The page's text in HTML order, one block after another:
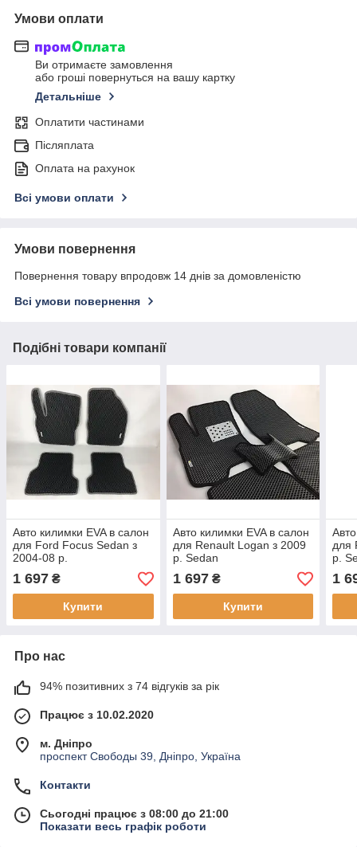
Умови оплати
Ви отримаєте замовлення
або гроші повернуться на вашу картку
Детальніше
Оплатити частинами
Післяплата
Оплата на рахунок
Всі умови оплати
Умови повернення
Повернення товару впродовж 14 днів за домовленістю
Всі умови повернення
Подібні товари компанії
Авто килимки EVA в салон
для Ford Focus Sedan з
2004-08 р.
1 697 ₴
Купити
Авто килимки EVA в салон
для Renault Logan з 2009
р. Sedan
1 697₴
Купити
для
р.
1
Про нас
94% позитивних з 74 відгуків за рік
Працює з 10.02.2020
м. Дніпро
проспект Свободы 39, Дніпро, Україна
Контакти
Сьогодні працює з 08:00 до 21:00
Показати весь графік роботи